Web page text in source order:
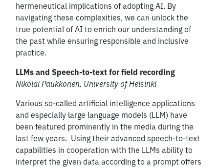
hermeneutical implications of adopting AI. By
navigating these complexities, we can unlock the
true potential of AI to enrich our understanding of
the past while ensuring responsible and inclusive
practice.
LLMs and Speech-to-text for field recording
Nikolai Paukkonen, University of Helsinki
Various so-called artificial intelligence applications
and especially large language models (LLM) have
been featured prominently in the media during the
last few years. Using their advanced speech-to-text
capabilities in cooperation with the LLMs ability to
interpret the given data according to a prompt offers